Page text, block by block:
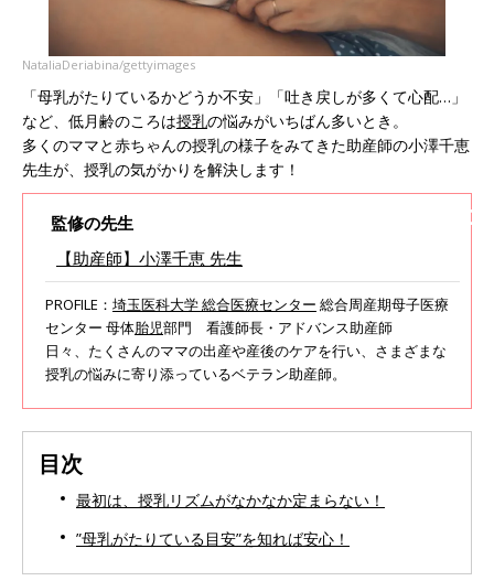
NataliaDeriabina/gettyimages
「母乳がたりているかどうか不安」「吐き戻しが多くて心配…」
など、低月齢のころは授乳の悩みがいちばん多いとき。
多くのママと赤ちゃんの授乳の様子をみてきた助産師の小澤千恵
先生が、授乳の気がかりを解決します！
監修の先生
【助産師】小澤千恵 先生
PROFILE： 埼玉医科大学 総合医療センター 総合周産期母子医療
センター 母体胎児部門 看護師長・アドバンス助産師
日々、たくさんのママの出産や産後のケアを行い、さまざまな
授乳の悩みに寄り添っているベテラン助産師。
目次
最初は、授乳リズムがなかなか定まらない！
”母乳がたりている目安”を知れば安心！